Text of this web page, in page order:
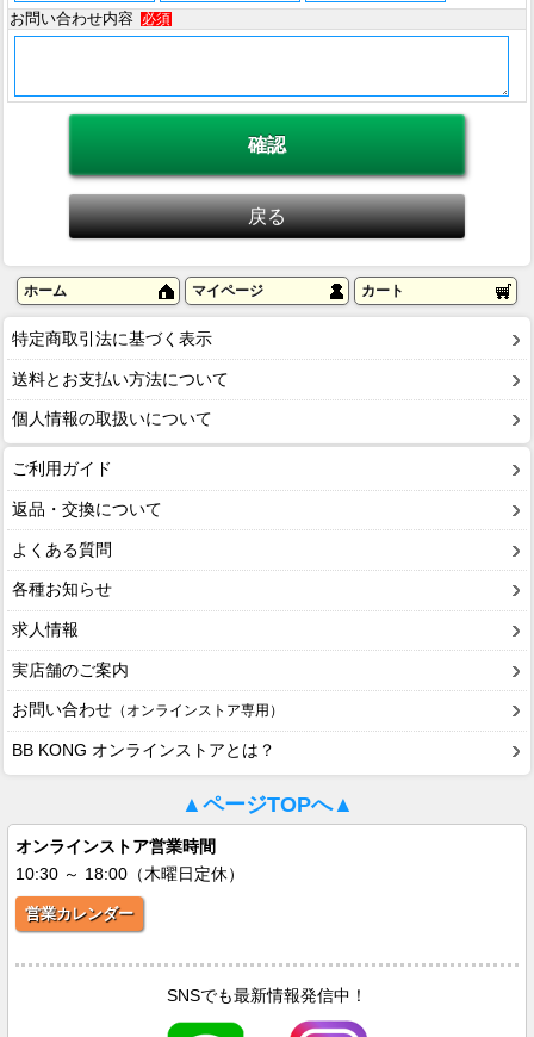
お問い合わせ内容
必須
ホーム マイページ カート
特定商取引法に基づく表示
送料とお支払い方法について
個人情報の取扱いについて
ご利用ガイド
返品・交換について
よくある質問
各種お知らせ
求人情報
実店舗のご案内
お問い合わせ （オンラインストア専用）
BB KONG オンラインストアとは？
▲ページTOPへ▲
オンラインストア営業時間
10:30 ～ 18:00（木曜日定休）
営業カレンダー
SNSでも最新情報発信中！